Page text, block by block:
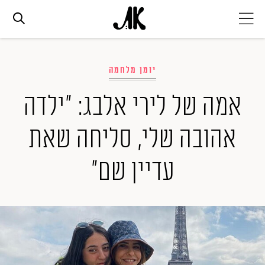
אופנה
ביוטי
סלבס
ערוצים נוספים
המגזין
יומן מלחמה
אמה של לירי אלבג: "ילדה
אהובה שלי, סליחה שאת
עדיין שם"